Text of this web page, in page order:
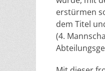
erstürmen
dem Titel
(4.